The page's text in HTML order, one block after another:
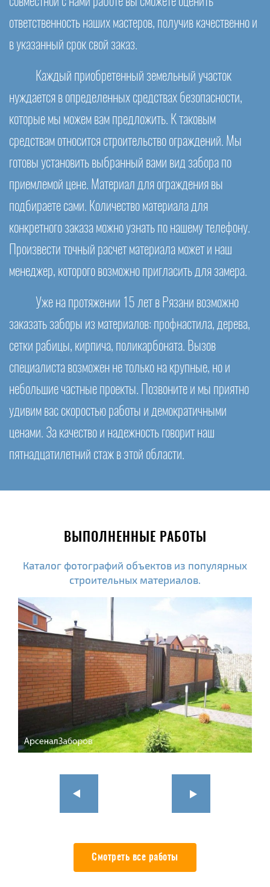
ответственность наших мастеров, получив качественно и
в указанный срок свой заказ.
Каждый приобретенный земельный участок
нуждается в определенных средствах безопасности,
которые мы можем вам предложить. К таковым
средствам относится строительство ограждений. Мы
готовы установить выбранный вами вид забора по
приемлемой цене. Материал для ограждения вы
подбираете сами. Количество материала для
конкретного заказа можно узнать по нашему телефону.
Произвести точный расчет материала может и наш
менеджер, которого возможно пригласить для замера.
Уже на протяжении 15 лет в Рязани возможно
заказать заборы из материалов: профнастила, дерева,
сетки рабицы, кирпича, поликарбоната. Вызов
специалиста возможен не только на крупные, но и
небольшие частные проекты. Позвоните и мы приятно
удивим вас скоростью работы и демократичными
ценами. За качество и надежность говорит наш
пятнадцатилетний стаж в этой области.
ВЫПОЛНЕННЫЕ РАБОТЫ
Каталог фотографий объектов из популярных
строительных материалов.
Смотреть все работы